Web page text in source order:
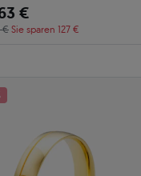
€
€ Sie sparen 127 €